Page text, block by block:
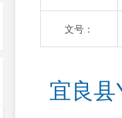
文号：
宜良